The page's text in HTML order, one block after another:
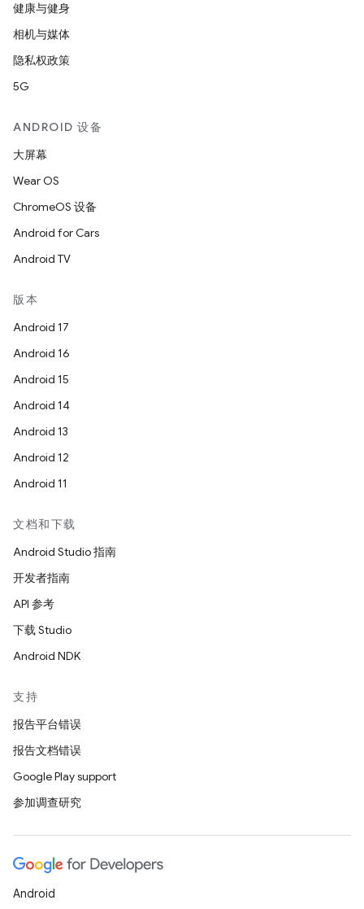
健康与健身
相机与媒体
隐私权政策
5G
ANDROID 设备
大屏幕
Wear OS
ChromeOS 设备
Android for Cars
Android TV
版本
Android 17
Android 16
Android 15
Android 14
Android 13
Android 12
Android 11
文档和下载
Android Studio 指南
开发者指南
API 参考
下载 Studio
Android NDK
支持
报告平台错误
报告文档错误
Google Play support
参加调查研究
Android